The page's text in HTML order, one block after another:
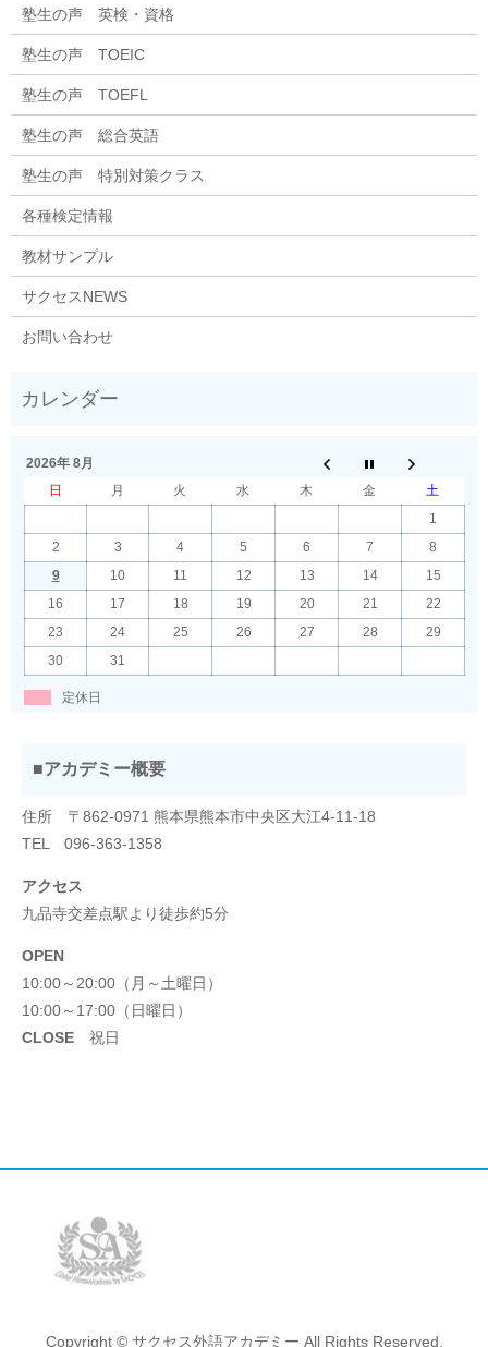
塾生の声 英検・資格
塾生の声 TOEIC
塾生の声 TOEFL
塾生の声 総合英語
塾生の声 特別対策クラス
各種検定情報
教材サンプル
サクセスNEWS
お問い合わせ
2026年 8月
日
月 火 水 木 金
土
1
2
3 4 5 6 7
8
9
10 11 12 13 14
15
16
17 18 19 20 21
22
23
24 25 26 27 28
29
30
31
定休日
■アカデミー概要
住所 〒862-0971 熊本県熊本市中央区大江4-11-18
TEL 096-363-1358
アクセス
九品寺交差点駅より徒歩約5分
OPEN
10:00～20:00（月～土曜日）
10:00～17:00（日曜日）
CLOSE 祝日
Copyright © サクセス外語アカデミー All Rights Reserved.